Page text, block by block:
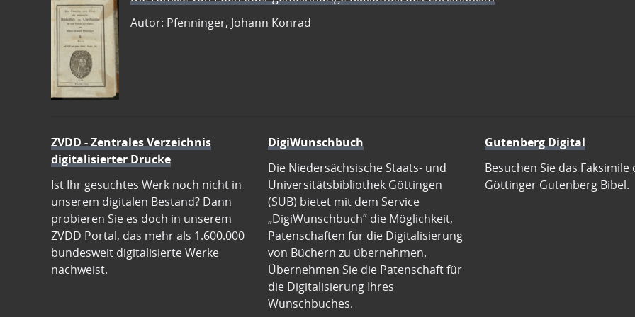
Autor: Pfenninger, Johann Konrad
ZVDD - Zentrales Verzeichnis
digitalisierter Drucke
Ist Ihr gesuchtes Werk noch nicht in
unserem digitalen Bestand? Dann
probieren Sie es doch in unserem
ZVDD Portal, das mehr als 1.600.000
bundesweit digitalisierte Werke
nachweist.
DigiWunschbuch
Die Niedersächsische Staats- und
Universitätsbibliothek Göttingen
(SUB) bietet mit dem Service
„DigiWunschbuch” die Möglichkeit,
Patenschaften für die Digitalisierung
von Büchern zu übernehmen.
Übernehmen Sie die Patenschaft für
die Digitalisierung Ihres
Wunschbuches.
Gutenberg Digital
Besuchen Sie das Faksimile
Göttinger Gutenberg Bibel.